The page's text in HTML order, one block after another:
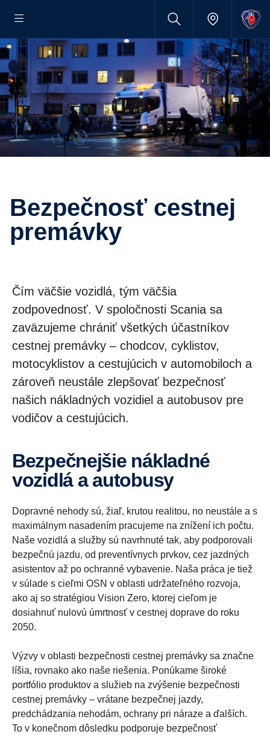
Bezpečnosť cestnej
premávky
Čím väčšie vozidlá, tým väčšia
zodpovednosť. V spoločnosti Scania sa
zaväzujeme chrániť všetkých účastníkov
cestnej premávky – chodcov, cyklistov,
motocyklistov a cestujúcich v automobiloch a
zároveň neustále zlepšovať bezpečnosť
našich nákladných vozidiel a autobusov pre
vodičov a cestujúcich.
Bezpečnejšie nákladné
vozidlá a autobusy
Dopravné nehody sú, žiaľ, krutou realitou, no neustále a s
maximálnym nasadením pracujeme na znížení ich počtu.
Naše vozidlá a služby sú navrhnuté tak, aby podporovali
bezpečnú jazdu, od preventívnych prvkov, cez jazdných
asistentov až po ochranné vybavenie. Naša práca je tiež
v súlade s cieľmi OSN v oblasti udržateľného rozvoja,
ako aj so stratégiou Vision Zero, ktorej cieľom je
dosiahnuť nulovú úmrtnosť v cestnej doprave do roku
2050.
Výzvy v oblasti bezpečnosti cestnej premávky sa značne
líšia, rovnako ako naše riešenia. Ponúkame široké
portfólio produktov a služieb na zvýšenie bezpečnosti
cestnej premávky – vrátane bezpečnej jazdy,
predchádzania nehodám, ochrany pri náraze a ďalších.
To v konečnom dôsledku podporuje bezpečnosť